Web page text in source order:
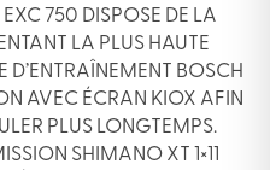
750 DISPOSE DE LA
LA PLUS HAUTE
D’ENTRAÎNEMENT BOSCH
AVEC ÉCRAN KIOX AFIN
PLUS LONGTEMPS.
SHIMANO XT 1×11